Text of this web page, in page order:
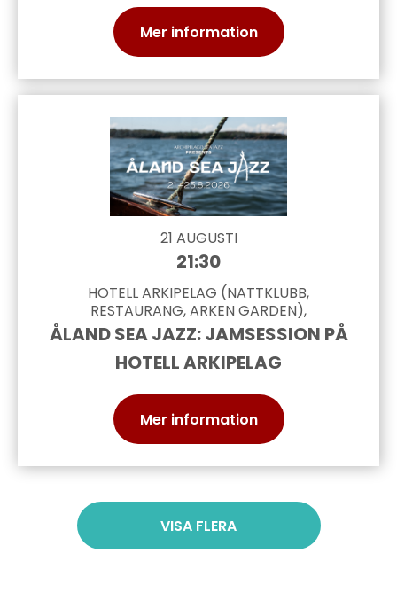
Mer information
21 AUGUSTI
21:30
HOTELL ARKIPELAG (NATTKLUBB,
RESTAURANG, ARKEN GARDEN),
ÅLAND SEA JAZZ: JAMSESSION PÅ
HOTELL ARKIPELAG
Mer information
Paginering
VISA FLERA